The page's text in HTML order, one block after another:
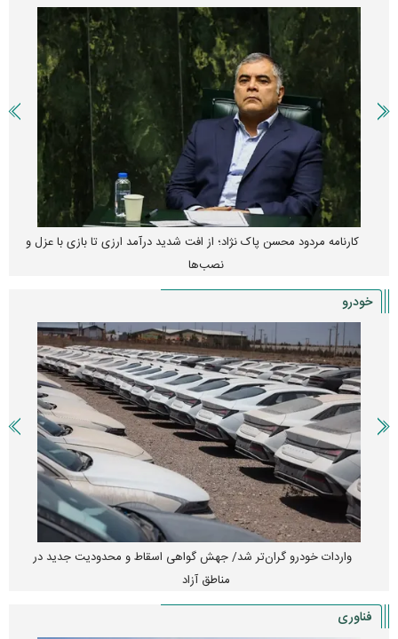
کارنامه مردود محسن پاک‌ نژاد؛ از افت شدید درآمد ارزی تا بازی با عزل و
نصب‌ها
خودرو
واردات خودرو گران‌تر شد/ جهش گواهی اسقاط و محدودیت جدید در
مناطق آزاد
فناوری